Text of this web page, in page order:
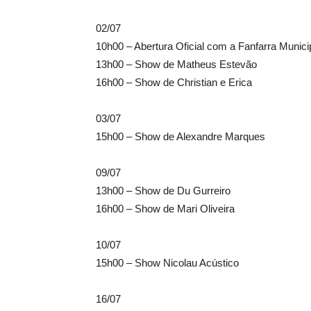
02/07
10h00 – Abertura Oficial com a Fanfarra
13h00 – Show de Matheus Estevão
16h00 – Show de Christian e Erica
03/07
15h00 – Show de Alexandre Marques
09/07
13h00 – Show de Du Gurreiro
16h00 – Show de Mari Oliveira
10/07
15h00 – Show Nicolau Acústico
16/07